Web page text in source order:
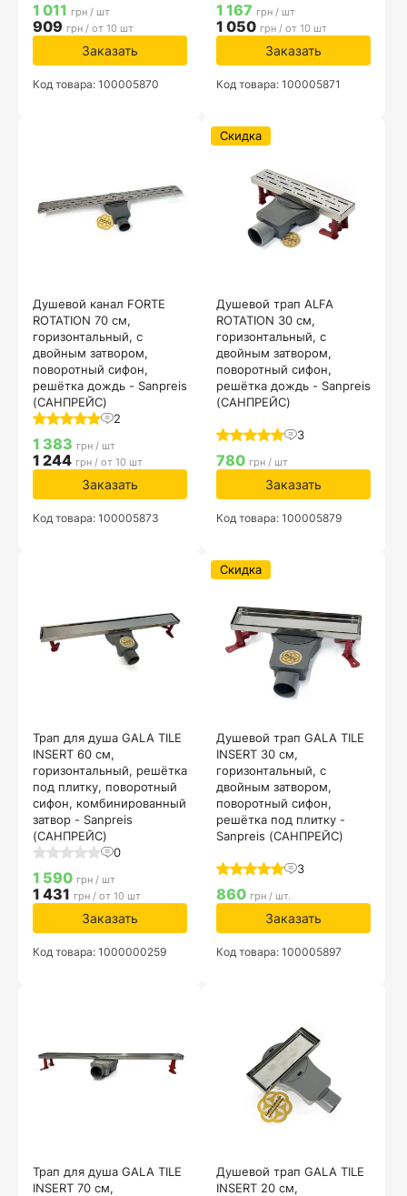
1 011 грн / шт
909 грн / от 10 шт
Заказать
Код товара: 100005870
1 167 грн / шт
1 050 грн / от 10 шт
Заказать
Код товара: 100005871
Душевой канал FORTE
ROTATION 70 см,
горизонтальный, с
двойным затвором,
поворотный сифон,
решётка дождь - Sanpreis
(САНПРЕЙС)
2
1 383 грн / шт
1 244 грн / от 10 шт
Заказать
Код товара: 100005873
Душевой трап ALFA
ROTATION 30 см,
горизонтальный, с
двойным затвором,
поворотный сифон,
решётка дождь - Sanpreis
(САНПРЕЙС)
3
Скидка
780 грн / шт
Заказать
Код товара: 100005879
Трап для душа GALA TILE
INSERT 60 см,
горизонтальный, решётка
под плитку, поворотный
сифон, комбинированный
затвор - Sanpreis
(САНПРЕЙС)
0
1 590 грн / шт
1 431 грн / от 10 шт
Заказать
Код товара: 1000000259
Душевой трап GALA TILE
INSERT 30 см,
горизонтальный, с
двойным затвором,
поворотный сифон,
решётка под плитку -
Sanpreis (САНПРЕЙС)
3
Скидка
860 грн / шт.
Заказать
Код товара: 100005897
Трап для душа GALA TILE
INSERT 70 см,
Душевой трап GALA TILE
INSERT 20 см,